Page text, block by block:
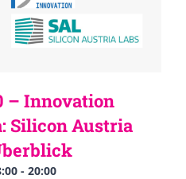
– Innovation
Silicon Austria
- 20:00